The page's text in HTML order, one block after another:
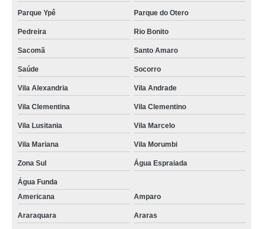
Parque Ypê Parque do Otero
Pedreira Rio Bonito
Sacomã Santo Amaro
Saúde Socorro
Vila Alexandria Vila Andrade
Vila Clementina Vila Clementino
Vila Lusitania Vila Marcelo
Vila Mariana Vila Morumbi
Zona Sul Água Espraiada
Água Funda
Americana
Amparo
Araraquara Araras